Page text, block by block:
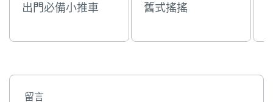
出門必備小推車 舊式搖搖
留言